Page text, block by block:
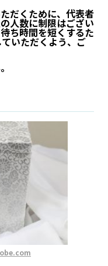
だくために、代表者
人数に制限はござい
ち時間を短くするた
いただくよう、ご